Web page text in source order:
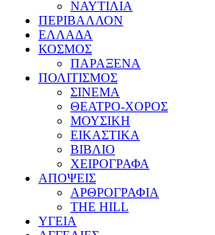
ΝΑΥΤΙΛΙΑ
ΠΕΡΙΒΑΛΛΟΝ
ΕΛΛΑΔΑ
ΚΟΣΜΟΣ
ΠΑΡΑΞΕΝΑ
ΠΟΛΙΤΙΣΜΟΣ
ΣΙΝΕΜΑ
ΘΕΑΤΡΟ-ΧΟΡΟΣ
ΜΟΥΣΙΚΗ
ΕΙΚΑΣΤΙΚΑ
ΒΙΒΛΙΟ
ΧΕΙΡΟΓΡΑΦΑ
ΑΠΟΨΕΙΣ
ΑΡΘΡΟΓΡΑΦΙΑ
THE HILL
ΥΓΕΙΑ